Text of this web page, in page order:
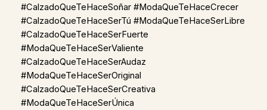
#CalzadoQueTeHaceSoñar #ModaQueTeHaceCrecer
#CalzadoQueTeHaceSerTú #ModaQueTeHaceSerLibre
#CalzadoQueTeHaceSerFuerte
#ModaQueTeHaceSerValiente
#CalzadoQueTeHaceSerAudaz
#ModaQueTeHaceSerOriginal
#CalzadoQueTeHaceSerCreativa
#ModaQueTeHaceSerÚnica